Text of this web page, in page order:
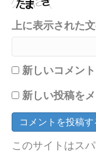
上に表示された
新しいコメン
新しい投稿を
このサイトはス